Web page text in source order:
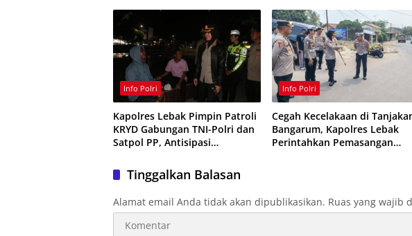
Obat Keras
Info Polri
Kapolres Lebak Pimpin Patroli
KRYD Gabungan TNI-Polri dan
Satpol PP, Antisipasi
Info Polri
Cegah Kecelakaan di
Bangarum, Kapolres Lebak
Perintahkan Pemasangan
Tinggalkan Balasan
Alamat email Anda tidak akan dipublikasikan. Ruas yang wajib